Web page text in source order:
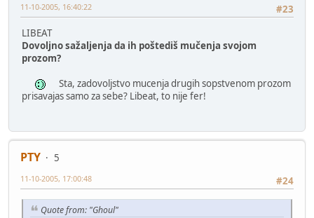
#23
11-10-2005, 16:40:22
LIBEAT
Dovoljno sažaljenja da ih poštediš mučenja svojom
prozom?
Sta, zadovoljstvo mucenja drugih sopstvenom prozom
prisavajas samo za sebe? Libeat, to nije fer!
PTY
5
#24
11-10-2005, 17:00:48
Quote from: "Ghoul"